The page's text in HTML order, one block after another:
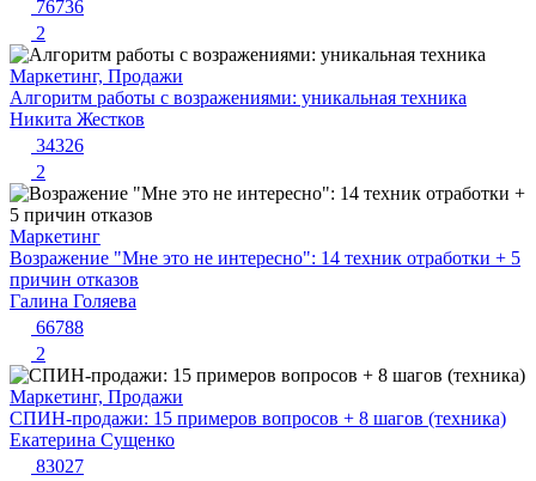
76736
2
Маркетинг, Продажи
Алгоритм работы с возражениями: уникальная техника
Никита Жестков
34326
2
Маркетинг
Возражение "Мне это не интересно": 14 техник отработки + 5
причин отказов
Галина Голяева
66788
2
Маркетинг, Продажи
СПИН-продажи: 15 примеров вопросов + 8 шагов (техника)
Екатерина Сущенко
83027